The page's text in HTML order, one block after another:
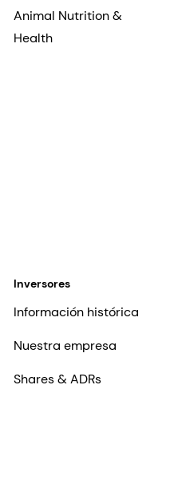
Animal Nutrition &
Health
Inversores
Información histórica
Nuestra empresa
Shares & ADRs